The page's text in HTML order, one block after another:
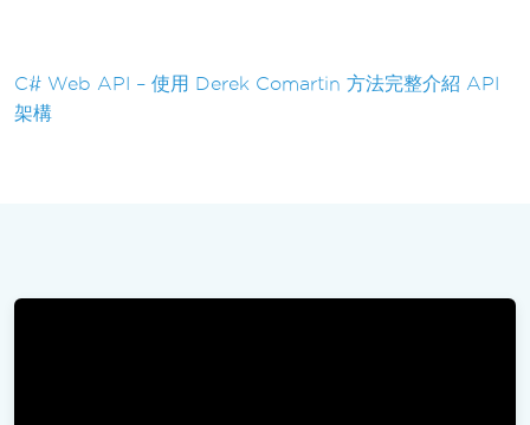
C# Web API – 使用 Derek Comartin 方法完整介紹 API
架構